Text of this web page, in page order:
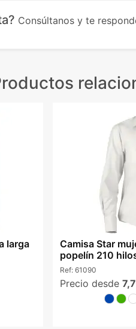
Consúltanos y te
larga
Camisa Star
popelín 210
Ref: 61090
Precio desde